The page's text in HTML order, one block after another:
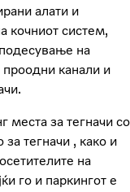
алати и
кочниот систем,
на
проодни канали и
места за тегначи со
тегначи , како и
на
го и паркингот е